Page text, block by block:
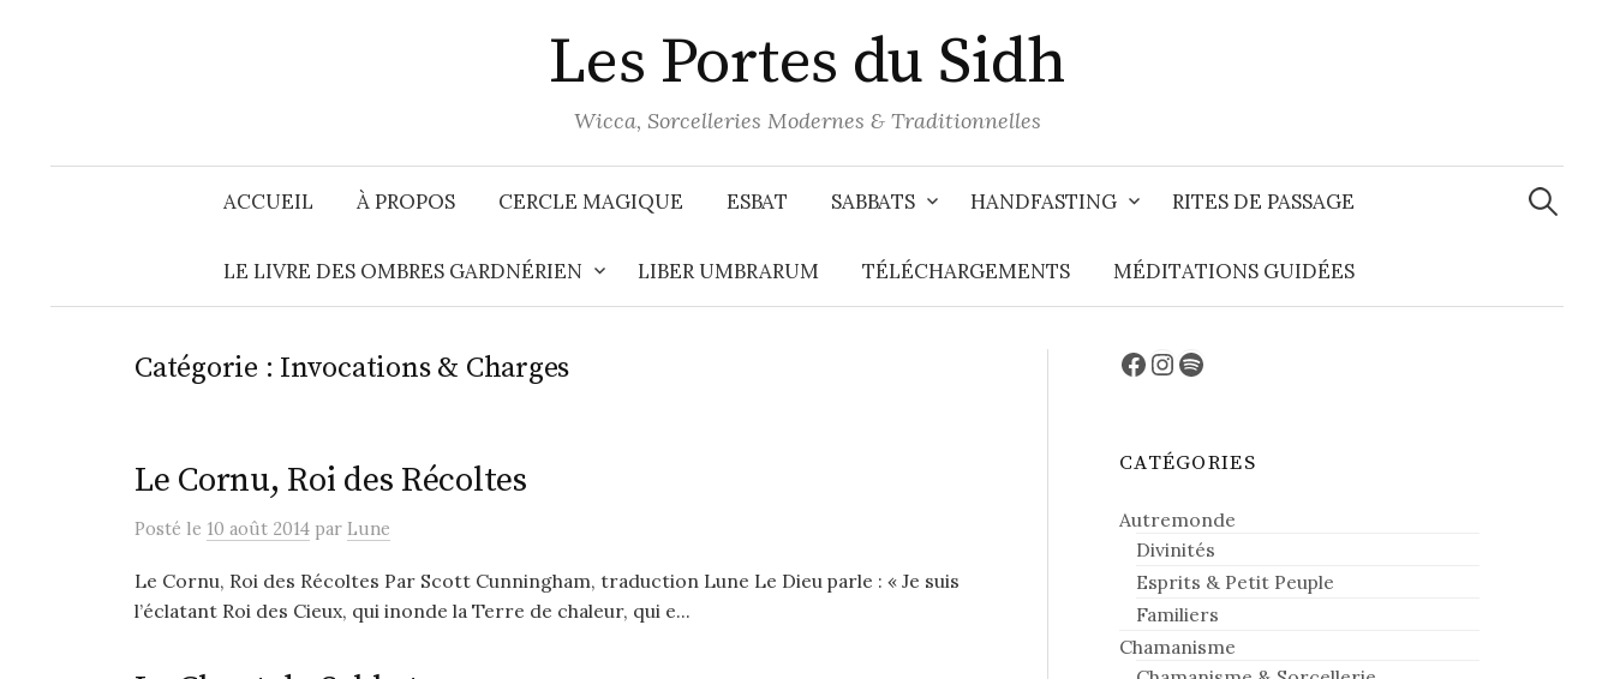
Les Portes du Sidh
Wicca, Sorcelleries Modernes & Traditionnelles
ACCUEIL À PROPOS CERCLE MAGIQUE ESBAT SABBATS HANDFASTING RITES DE PASSAGE
LE LIVRE DES OMBRES GARDNÉRIEN LIBER UMBRARUM TÉLÉCHARGEMENTS MÉDITATIONS GUIDÉES
Catégorie : Invocations & Charges
Le Cornu, Roi des Récoltes
Posté le 10 août 2014 par Lune
Le Cornu, Roi des Récoltes Par Scott Cunningham, traduction Lune Le Dieu parle : « Je suis
l’éclatant Roi des Cieux, qui inonde la Terre de chaleur, qui e...
Facebook
Instagram
Spotify
CATÉGORIES
Autremonde
Divinités
Esprits & Petit Peuple
Familiers
Chamanisme